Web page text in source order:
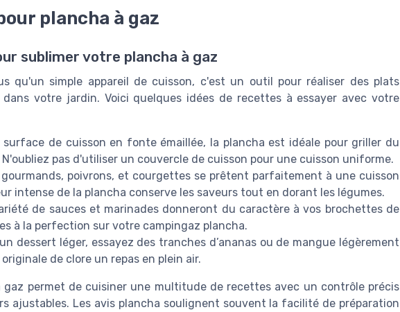
plancha à gaz
sublimer votre plancha à gaz
qu'un simple appareil de cuisson, c'est un outil pour réaliser des plats
votre jardin. Voici quelques idées de recettes à essayer avec votre
surface de cuisson en fonte émaillée, la plancha est idéale pour griller du
pas d'utiliser un couvercle de cuisson pour une cuisson uniforme.
gourmands, poivrons, et courgettes se prêtent parfaitement à une cuisson
intense de la plancha conserve les saveurs tout en dorant les légumes.
de sauces et marinades donneront du caractère à vos brochettes de
à la perfection sur votre campingaz plancha.
dessert léger, essayez des tranches d’ananas ou de mangue légèrement
de clore un repas en plein air.
gaz permet de cuisiner une multitude de recettes avec un contrôle précis
ajustables. Les avis plancha soulignent souvent la facilité de préparation